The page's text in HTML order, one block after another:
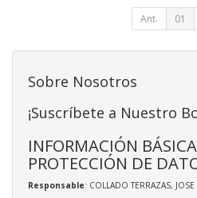
Ant. 01
Sobre Nosotros
¡Suscríbete a Nuestro
INFORMACIÓN
PROTECCIÓN DE
Responsable: COLLADO TERRAZAS, JOSE